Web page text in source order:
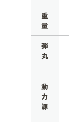
重
量
弾
丸
動
力
源